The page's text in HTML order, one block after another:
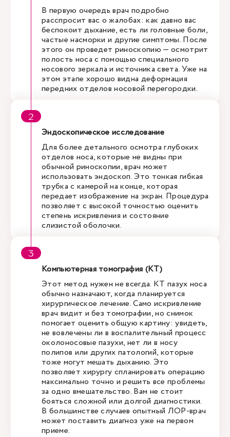
В первую очередь врач подробно
расспросит вас о жалобах: как давно вас
беспокоит дыхание, есть ли головные боли,
частые насморки и другие симптомы. После
этого он проведет риноскопию — осмотрит
полость носа с помощью специального
носового зеркала и источника света. Уже на
этом этапе хорошо видна деформация
передних отделов носовой перегородки.
Эндоскопическое исследование
Для более детального осмотра глубоких
отделов носа, которые не видны при
обычной риноскопии, врач может
использовать эндоскоп. Это тонкая гибкая
трубка с камерой на конце, которая
передает изображение на экран. Процедура
позволяет с высокой точностью оценить
степень искривления и состояние
слизистой оболочки.
Компьютерная томография (КТ)
Этот метод нужен не всегда. КТ пазух носа
обычно назначают, когда планируется
хирургическое лечение. Само искривление
врач видит и без томографии, но снимок
помогает оценить общую картину: увидеть,
не вовлечены ли в воспалительный процесс
околоносовые пазухи, нет ли в носу
полипов или других патологий, которые
тоже могут мешать дыханию. Это
позволяет хирургу спланировать операцию
максимально точно и решить все проблемы
за одно вмешательство. Вам не стоит
бояться сложной или долгой диагностики.
В большинстве случаев опытный ЛОР-врач
может поставить диагноз уже на первом
приеме.